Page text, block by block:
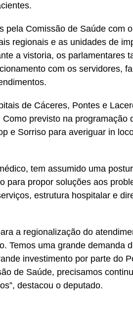
pela Comissão de Saúde com
regionais e as unidades de
a vistoria, os parlamentares
com os servidores,
de Cáceres, Pontes e
previsto na programação
e Sorriso para averiguar in
tem assumido uma
para propor soluções aos
estrutura hospitalar e
a regionalização do
Temos uma grande demanda
investimento por parte do
de Saúde, precisamos
destacou o deputado.